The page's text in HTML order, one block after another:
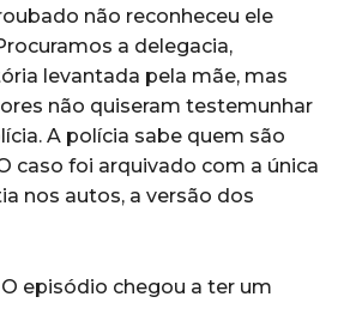
não reconheceu ele
a delegacia,
levantada pela mãe, mas
não quiseram testemunhar
A polícia sabe quem são
caso foi arquivado com a única
nos autos, a versão dos
O episódio chegou a ter um